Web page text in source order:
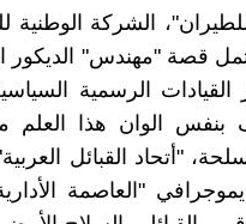
الشركة الوطنية
قصة "مهندس"
القيادات الرسمية
الوان هذا العلم
"أتحاد القبائل
"العاصمة